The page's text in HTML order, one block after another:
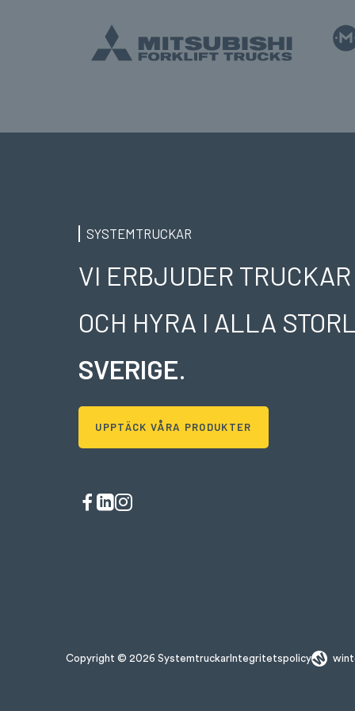
SYSTEMTRUCKAR
VI ERBJUDER
OCH HYRA I ALLA
SVERIGE.
UPPTÄCK VÅRA PRODUKTER
Copyright © 2026 Systemtruckar Integritetspolicy